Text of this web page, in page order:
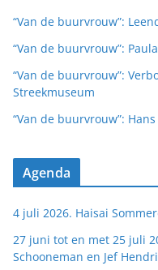
“Van de buurvrouw”:
“Van de buurvrouw”:
“Van de buurvrouw”:
Streekmuseum
“Van de buurvrouw”:
Agenda
4 juli 2026. Haisai
27 juni tot en met 25 juli
Schooneman en Jef